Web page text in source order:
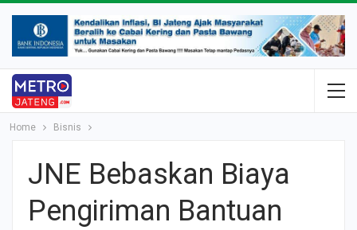
Home Bisnis
JNE Bebaskan Biaya
Pengiriman Bantuan